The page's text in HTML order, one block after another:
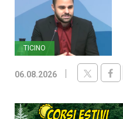
TICINO
06.08.2026